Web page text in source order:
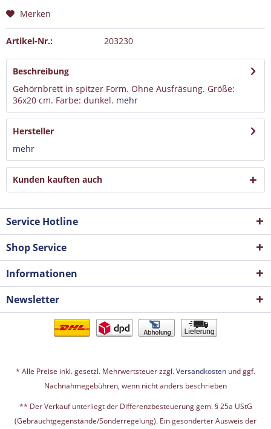
Merken
Artikel-Nr.: 203230
Beschreibung
Gehörnbrett in spitzer Form. Ohne Ausfräsung. Größe:
36x20 cm. Farbe: dunkel. mehr
Hersteller
mehr
Kunden kauften auch
Service Hotline
Shop Service
Informationen
Newsletter
* Alle Preise inkl. gesetzl. Mehrwertsteuer zzgl.Versandkosten und ggf.
Nachnahmegebühren, wenn nicht anders beschrieben
** Der Verkauf unterliegt der Differenzbesteuerung gem. § 25a UStG
(Gebrauchtgegenstände/Sonderregelung). Ein gesonderter Ausweis der